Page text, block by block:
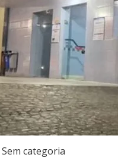
Sem categoria